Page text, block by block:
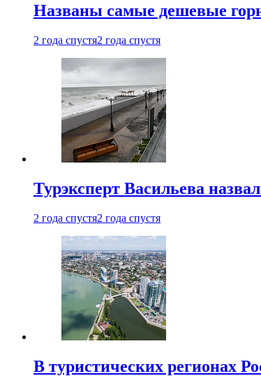
Названы самые дешевые
2 года спустя2 года спустя
Турэксперт Васильева
2 года спустя2 года спустя
В туристических регионах